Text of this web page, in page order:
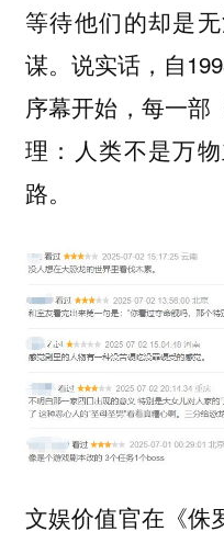
等待他们的却是
谋。说实话，自
序幕开始，每一部
理：人类不是万
路。
文娱价值官在《侏